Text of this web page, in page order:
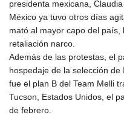
presidenta mexicana, Claudia
México ya tuvo otros días
mató al mayor capo del
retaliación narco.
Además de las protestas, el
hospedaje de la selección
fue el plan B del Team Melli
Tucson, Estados Unidos, el
de febrero.